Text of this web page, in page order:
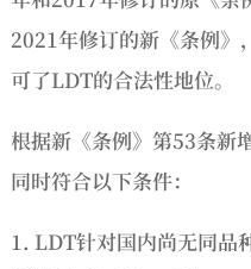
2021年修订的新《条例》
可了LDT的合法性地位。
根据新《条例》第53条新
同时符合以下条件：
1. LDT针对国内尚无同品